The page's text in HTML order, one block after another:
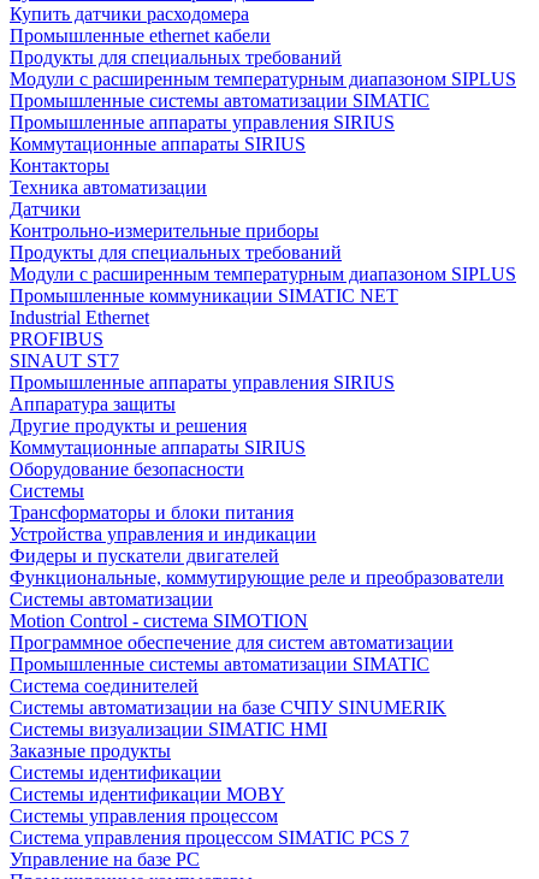
Купить датчики расходомера
Промышленные ethernet кабели
Продукты для специальных требований
Модули с расширенным температурным диапазоном SIPLUS
Промышленные системы автоматизации SIMATIC
Промышленные аппараты управления SIRIUS
Коммутационные аппараты SIRIUS
Контакторы
Техника автоматизации
Датчики
Контрольно-измерительные приборы
Продукты для специальных требований
Модули с расширенным температурным диапазоном SIPLUS
Промышленные коммуникации SIMATIC NET
Industrial Ethernet
PROFIBUS
SINAUT ST7
Промышленные аппараты управления SIRIUS
Аппаратура защиты
Другие продукты и решения
Коммутационные аппараты SIRIUS
Оборудование безопасности
Системы
Трансформаторы и блоки питания
Устройства управления и индикации
Фидеры и пускатели двигателей
Функциональные, коммутирующие реле и преобразователи
Системы автоматизации
Motion Control - система SIMOTION
Программное обеспечение для систем автоматизации
Промышленные системы автоматизации SIMATIC
Система соединителей
Системы автоматизации на базе СЧПУ SINUMERIK
Системы визуализации SIMATIC HMI
Заказные продукты
Системы идентификации
Системы идентификации MOBY
Системы управления процессом
Система управления процессом SIMATIC PCS 7
Управление на базе РС